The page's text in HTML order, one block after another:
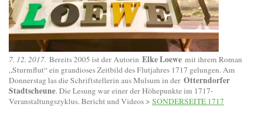
7. 12. 2017. Bereits 2005 ist der Autorin Elke Loewe mit ihrem Roman
„Sturmflut“ ein grandioses Zeitbild des Flutjahres 1717 gelungen. Am
Donnerstag las die Schriftstellerin aus Mulsum in der Otterndorfer
Stadtscheune. Die Lesung war einer der Höhepunkte im 1717-
Veranstaltungszyklus. Bericht und Videos > SONDERSEITE 1717